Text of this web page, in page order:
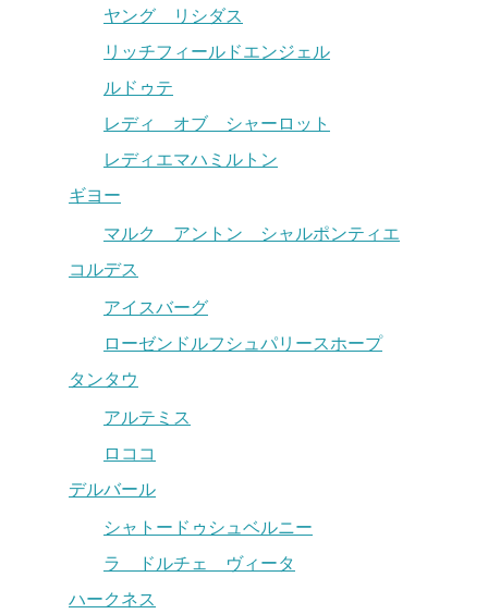
ヤング リシダス
リッチフィールドエンジェル
ルドゥテ
レディ オブ シャーロット
レディエマハミルトン
ギヨー
マルク アントン シャルポンティエ
コルデス
アイスバーグ
ローゼンドルフシュパリースホープ
タンタウ
アルテミス
ロココ
デルバール
シャトードゥシュベルニー
ラ ドルチェ ヴィータ
ハークネス